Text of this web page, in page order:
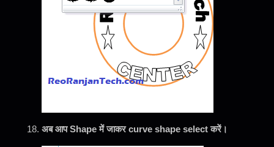
अब आप Shape में जाकर curve shape select करें।